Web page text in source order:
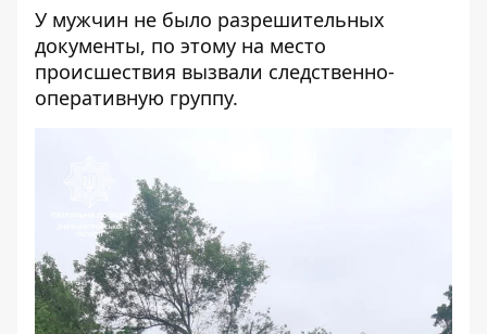
У мужчин не было разрешительных
документы, по этому на место
происшествия вызвали следственно-
оперативную группу.